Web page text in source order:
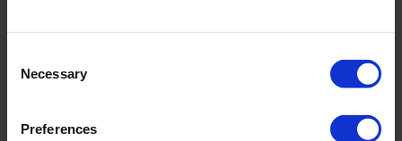
Selection
Necessary
Preferences
Kontaktzeit!